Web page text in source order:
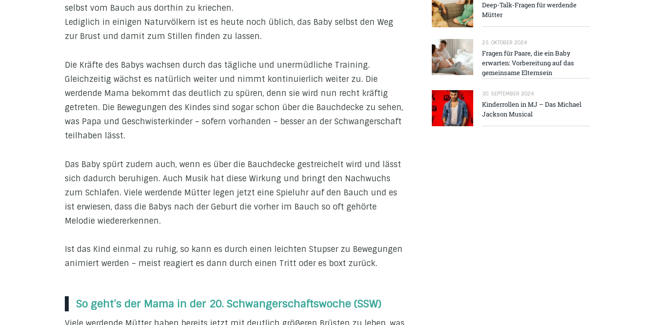
selbst vom Bauch aus dorthin zu kriechen.
Lediglich in einigen Naturvölkern ist es heute noch üblich, das Baby selbst den Weg
zur Brust und damit zum Stillen finden zu lassen.
Die Kräfte des Babys wachsen durch das tägliche und unermüdliche Training.
Gleichzeitig wächst es natürlich weiter und nimmt kontinuierlich weiter zu. Die
werdende Mama bekommt das deutlich zu spüren, denn sie wird nun recht kräftig
getreten. Die Bewegungen des Kindes sind sogar schon über die Bauchdecke zu sehen,
was Papa und Geschwisterkinder – sofern vorhanden – besser an der Schwangerschaft
teilhaben lässt.
Das Baby spürt zudem auch, wenn es über die Bauchdecke gestreichelt wird und lässt
sich dadurch beruhigen. Auch Musik hat diese Wirkung und bringt den Nachwuchs
zum Schlafen. Viele werdende Mütter legen jetzt eine Spieluhr auf den Bauch und es
ist erwiesen, dass die Babys nach der Geburt die vorher im Bauch so oft gehörte
Melodie wiedererkennen.
Ist das Kind einmal zu ruhig, so kann es durch einen leichten Stupser zu Bewegungen
animiert werden – meist reagiert es dann durch einen Tritt oder es boxt zurück.
So geht’s der Mama in der 20. Schwangerschaftswoche (SSW)
Deep-Talk-Fragen für werdende
Mütter
25. OKTOBER 2024
Fragen für Paare, die ein Baby
erwarten: Vorbereitung auf das
gemeinsame Elternsein
30. SEPTEMBER 2024
Kinderrollen in MJ – Das Michael
Jackson Musical